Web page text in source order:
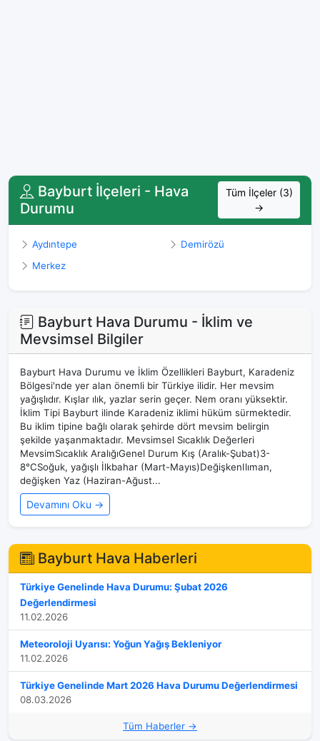
Bayburt İlçeleri - Hava
Durumu
Tüm İlçeler (3)
→
Aydıntepe
Demirözü
Merkez
Bayburt Hava Durumu - İklim ve
Mevsimsel Bilgiler
Bayburt Hava Durumu ve İklim Özellikleri Bayburt, Karadeniz
Bölgesi'nde yer alan önemli bir Türkiye ilidir. Her mevsim
yağışlıdır. Kışlar ılık, yazlar serin geçer. Nem oranı yüksektir.
İklim Tipi Bayburt ilinde Karadeniz iklimi hüküm sürmektedir.
Bu iklim tipine bağlı olarak şehirde dört mevsim belirgin
şekilde yaşanmaktadır. Mevsimsel Sıcaklık Değerleri
MevsimSıcaklık AralığıGenel Durum Kış (Aralık-Şubat)3-
8°CSoğuk, yağışlı İlkbahar (Mart-Mayıs)DeğişkenIlıman,
değişken Yaz (Haziran-Ağust...
Devamını Oku →
Bayburt Hava Haberleri
Türkiye Genelinde Hava Durumu: Şubat 2026
Değerlendirmesi
11.02.2026
Meteoroloji Uyarısı: Yoğun Yağış Bekleniyor
11.02.2026
Türkiye Genelinde Mart 2026 Hava Durumu Değerlendirmesi
08.03.2026
Tüm Haberler →